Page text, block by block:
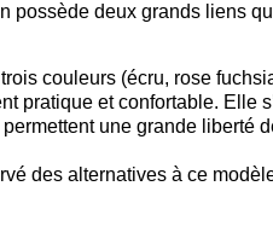
possède deux grands liens
couleurs (écru, rose
pratique et confortable. Elle
une grande liberté
des alternatives à ce